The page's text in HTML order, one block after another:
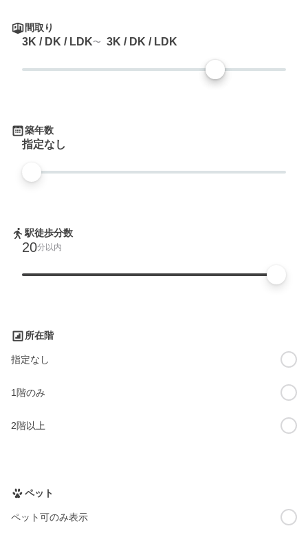
間取り
3K / DK / LDK 3K / DK / LDK
築年数
指定なし
駅徒歩分数
20分以内
所在階
指定なし
1階のみ
2階以上
ペット
ペット可のみ表示